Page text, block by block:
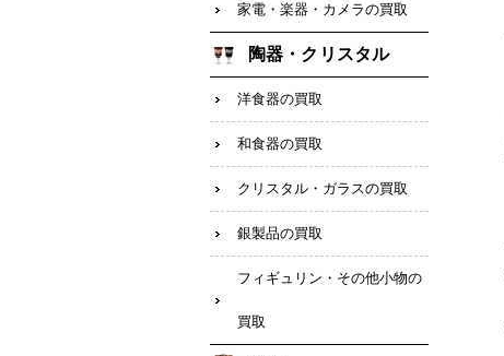
家電・楽器・カメラの買取
陶器・クリスタル
洋食器の買取
和食器の買取
クリスタル・ガラスの買取
銀製品の買取
フィギュリン・その他小物の
買取